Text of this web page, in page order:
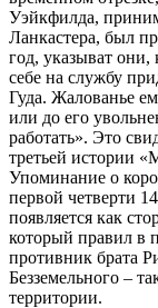
Уэйкфилда,
Ланкастера, был
год, указыват
себе на службу
Гуда. Жалованье
или до его
работать». Это
третьей истории
Упоминание о
первой четверти
появляется как
который правил в
противник брата
Безземельного –
территории.